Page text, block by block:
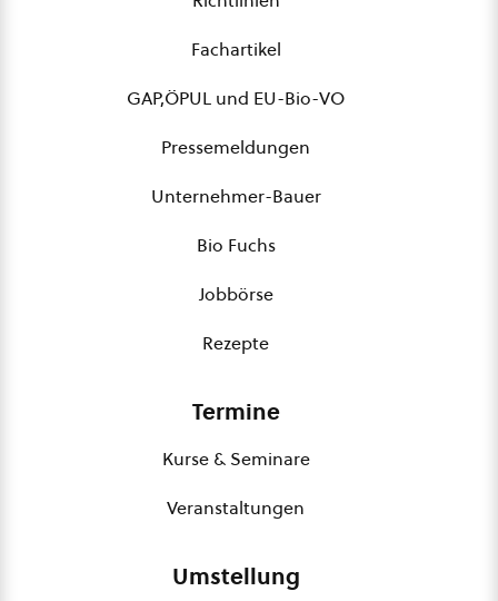
Fachartikel
GAP,ÖPUL und EU-Bio-VO
Pressemeldungen
Unternehmer-Bauer
Bio Fuchs
Jobbörse
Rezepte
Termine
Kurse & Seminare
Veranstaltungen
Umstellung